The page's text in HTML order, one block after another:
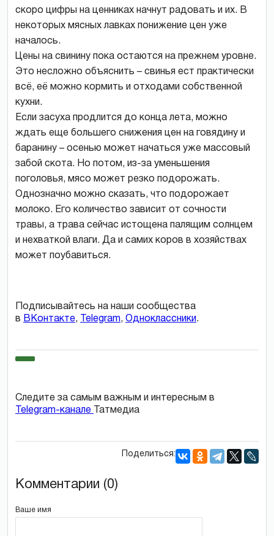
скоро цифры на ценниках начнут радовать и их. В
некоторых мясных лавках понижение цен уже
началось.
Цены на свинину пока остаются на прежнем уровне.
Это несложно объяснить – свинья ест практически
всё, её можно кормить и отходами собственной
кухни.
Если засуха продлится до конца лета, можно
ждать еще большего снижения цен на говядину и
баранину – осенью может начаться уже массовый
забой скота. Но потом, из-за уменьшения
поголовья, мясо может резко подорожать.
Однозначно можно сказать, что подорожает
молоко. Его количество зависит от сочности
травы, а трава сейчас истощена палящим солнцем
и нехваткой влаги. Да и самих коров в хозяйствах
может поубавиться.
Подписывайтесь на наши сообщества
в ВКонтакте, Telegram, Одноклассники.
Следите за самым важным и интересным в
Telegram-канале
Татмедиа
Поделиться:
Комментарии (0)
Ваше имя